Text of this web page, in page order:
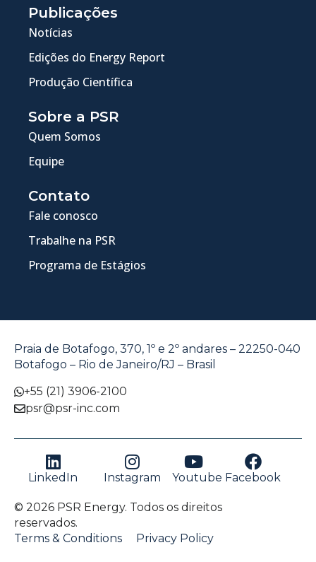
Publicações
Notícias
Edições do Energy Report
Produção Científica
Sobre a PSR
Quem Somos
Equipe
Contato
Fale conosco
Trabalhe na PSR
Programa de Estágios
Praia de Botafogo, 370, 1º e 2º andares – 22250-040
Botafogo – Rio de Janeiro/RJ – Brasil
+55 (21) 3906-2100
psr@psr-inc.com
LinkedIn Instagram Youtube Facebook
© 2026 PSR Energy. Todos os direitos
reservados.
Terms & Conditions
Privacy Policy